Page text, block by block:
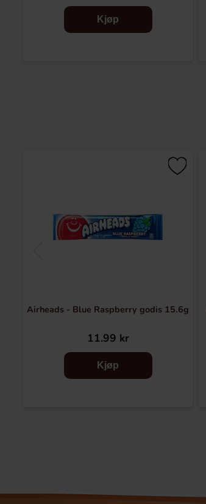
Kjøp
Airheads - Blue Raspberry godis 15.6g
11.99 kr
Kjøp